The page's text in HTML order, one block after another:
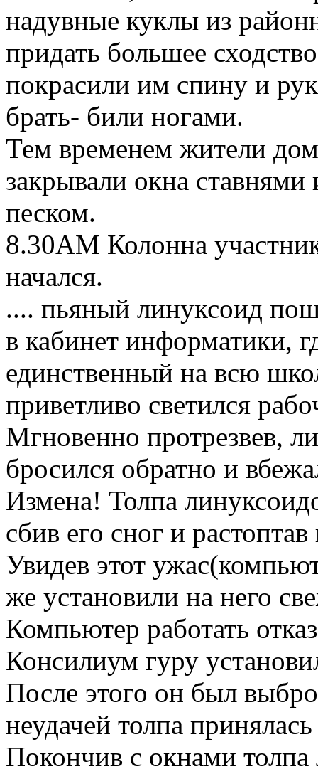
надувные куклы из
придать большее
покрасили им спину и
брать- били ногами.
Тем временем жители
закрывали окна
песком.
8.30АМ Колонна
начался.
.... пьяный линуксоид
в кабинет информатики,
единственный на всю
приветливо светился
Мгновенно протрезвев,
бросился обратно и
Измена! Толпа
сбив его сног и
Увидев этот
же установили на него
Компьютер работать
Консилиум гуру
После этого он был
неудачей толпа
Покончив с окнами